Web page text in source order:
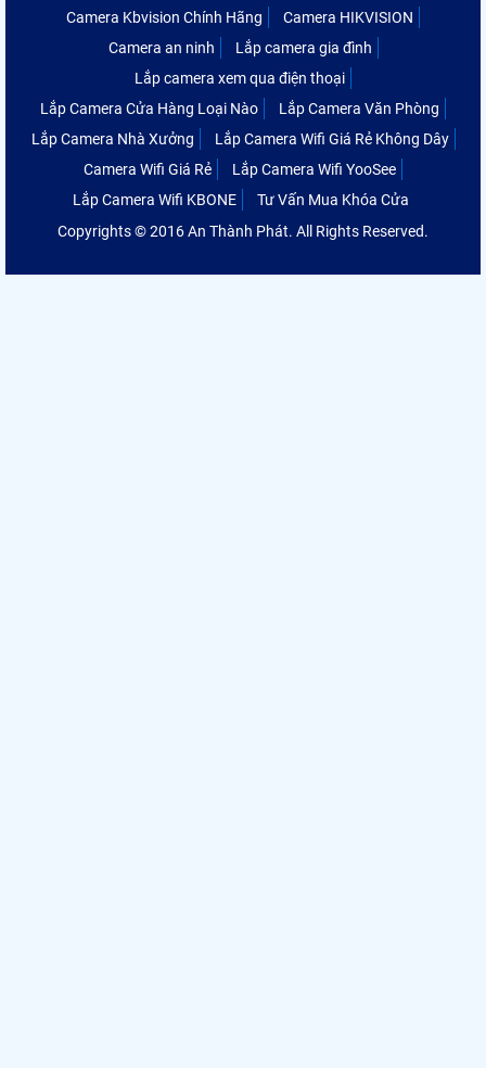
Camera Kbvision Chính Hãng
Camera HIKVISION
Camera an ninh
Lắp camera gia đình
Lắp camera xem qua điện thoại
Lắp Camera Cửa Hàng Loại Nào
Lắp Camera Văn Phòng
Lắp Camera Nhà Xưởng
Lắp Camera Wifi Giá Rẻ Không Dây
Camera Wifi Giá Rẻ
Lắp Camera Wifi YooSee
Lắp Camera Wifi KBONE
Tư Vấn Mua Khóa Cửa
Copyrights © 2016 An Thành Phát. All Rights Reserved.